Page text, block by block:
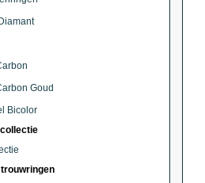
Goud
Bicolor